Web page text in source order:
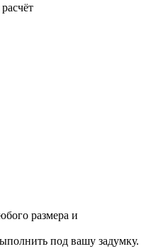
размера и
под вашу задумку.